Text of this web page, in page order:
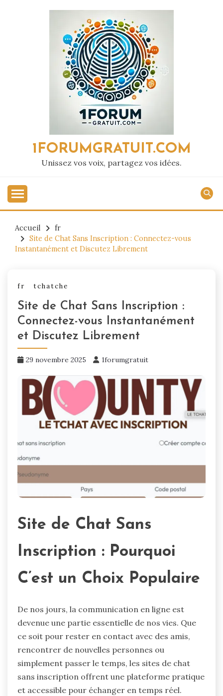
1FORUMGRATUIT.COM
Unissez vos voix, partagez vos idées.
Accueil
fr
Site de Chat Sans Inscription : Connectez-vous
Instantanément et Discutez Librement
fr tchatche
Site de Chat Sans Inscription :
Connectez-vous Instantanément
et Discutez Librement
29 novembre 2025 1forumgratuit
Site de Chat Sans
Inscription : Pourquoi
C’est un Choix Populaire
De nos jours, la communication en ligne est
devenue une partie essentielle de nos vies. Que
ce soit pour rester en contact avec des amis,
rencontrer de nouvelles personnes ou
simplement passer le temps, les sites de chat
sans inscription offrent une plateforme pratique
et accessible pour échanger en temps réel.